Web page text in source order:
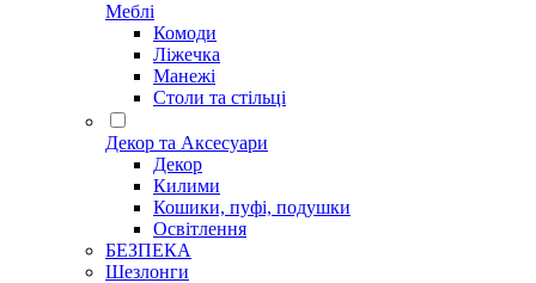
Меблі
Комоди
Ліжечка
Манежі
Столи та стільці
Декор та Аксесуари
Декор
Килими
Кошики, пуфі, подушки
Освітлення
БЕЗПЕКА
Шезлонги